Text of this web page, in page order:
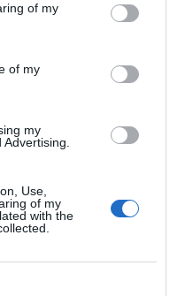
of my
of my
my
Use,
of my
with the
'19 | Paprika, em
– PAPRIKA